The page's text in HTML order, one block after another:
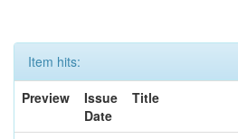
Item hits:
Preview
Issue
Date
Title